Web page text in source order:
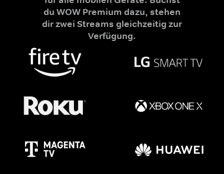
du WOW Premium dazu, stehen
dir zwei Streams gleichzeitig zur
Verfügung.